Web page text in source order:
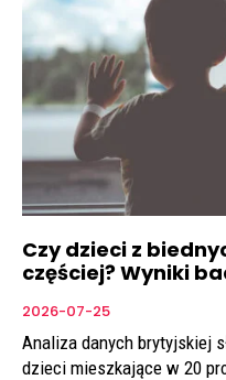
Czy dzieci z
częściej? Wyniki
2026-07-25
Analiza danych brytyjskiej
dzieci mieszkające w 20